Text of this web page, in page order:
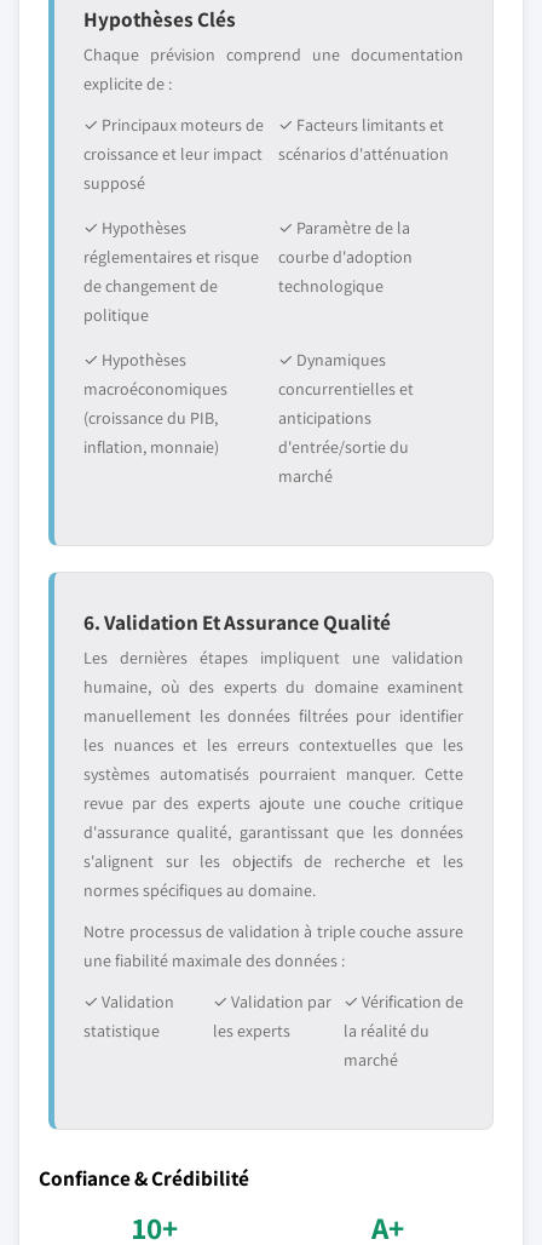
Hypothèses Clés
Chaque prévision comprend une documentation
explicite de :
✓ Principaux moteurs de
croissance et leur impact
supposé
✓ Facteurs limitants et
scénarios d'atténuation
✓ Hypothèses
réglementaires et risque
de changement de
politique
✓ Paramètre de la
courbe d'adoption
technologique
✓ Hypothèses
macroéconomiques
(croissance du PIB,
inflation, monnaie)
✓ Dynamiques
concurrentielles et
anticipations
d'entrée/sortie du
marché
6. Validation Et Assurance Qualité
Les dernières étapes impliquent une validation
humaine, où des experts du domaine examinent
manuellement les données filtrées pour identifier
les nuances et les erreurs contextuelles que les
systèmes automatisés pourraient manquer. Cette
revue par des experts ajoute une couche critique
d'assurance qualité, garantissant que les données
s'alignent sur les objectifs de recherche et les
normes spécifiques au domaine.
Notre processus de validation à triple couche assure
une fiabilité maximale des données :
✓ Validation
statistique
✓ Validation par
les experts
✓ Vérification de
la réalité du
marché
Confiance & Crédibilité
10+ A+